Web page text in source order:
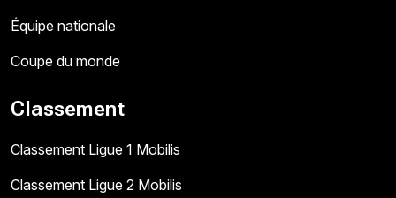
Équipe nationale
Coupe du monde
Classement
Classement Ligue 1 Mobilis
Classement Ligue 2 Mobilis